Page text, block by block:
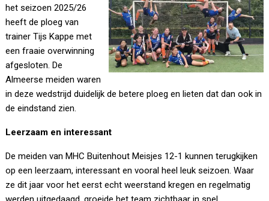
het seizoen 2025/26
heeft de ploeg van
trainer Tijs Kappe met
een fraaie overwinning
afgesloten. De
Almeerse meiden waren
in deze wedstrijd duidelijk de betere ploeg en lieten dat dan ook in
de eindstand zien.
Leerzaam en interessant
De meiden van MHC Buitenhout Meisjes 12-1 kunnen terugkijken
op een leerzaam, interessant en vooral heel leuk seizoen. Waar
ze dit jaar voor het eerst echt weerstand kregen en regelmatig